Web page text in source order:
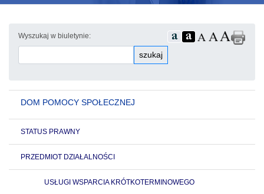
Wyszukaj w biuletynie:
szukaj
DOM POMOCY SPOŁECZNEJ
STATUS PRAWNY
PRZEDMIOT DZIAŁALNOŚCI
USŁUGI WSPARCIA KRÓTKOTERMINOWEGO